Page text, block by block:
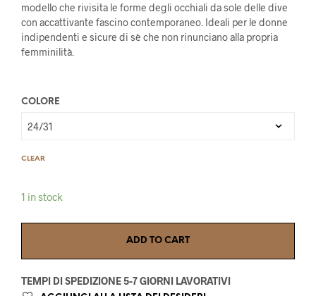
modello che rivisita le forme degli occhiali da sole delle dive
con accattivante fascino contemporaneo. Ideali per le donne
indipendenti e sicure di sè che non rinunciano alla propria
femminilità.
COLORE
CLEAR
1 in stock
ADD TO CART
TEMPI DI SPEDIZIONE 5-7 GIORNI LAVORATIVI